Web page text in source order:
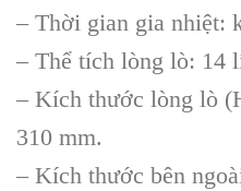
– Thời gian gia nhiệt:
– Thể tích lòng lò: 14
– Kích thước lòng lò
310 mm.
– Kích thước bên